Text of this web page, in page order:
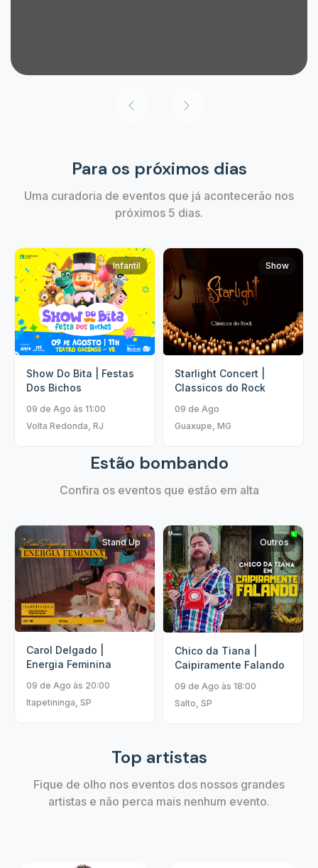
Para os próximos dias
Uma curadoria de eventos que já acontecerão nos
próximos 5 dias.
Infantil
Show Do Bita | Festas
Dos Bichos
09 de Ago às 11:00
Volta Redonda, RJ
Show
Starlight Concert |
Classicos do Rock
09 de Ago
Guaxupe, MG
Estão bombando
Confira os eventos que estão em alta
Stand Up
Carol Delgado |
Energia Feminina
09 de Ago às 20:00
Itapetininga, SP
Outros
Chico da Tiana |
Caipiramente Falando
09 de Ago às 18:00
Salto, SP
Top artistas
Fique de olho nos eventos dos nossos grandes
artistas e não perca mais nenhum evento.